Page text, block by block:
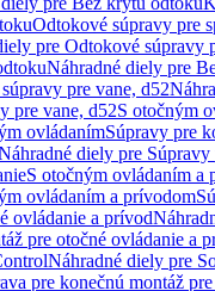
Odtokové súpravy pre
pre Odtokové súpravy
Náhradné diely pre
pre vane, d52
pre vane, d52S otočným
ovládanímSúpravy pre
diely pre
S otočným ovládaním a
ovládaním a prívodom
ovládanie a prívod
pre otočné ovládanie a
Náhradné diely pre
pre konečnú montáž